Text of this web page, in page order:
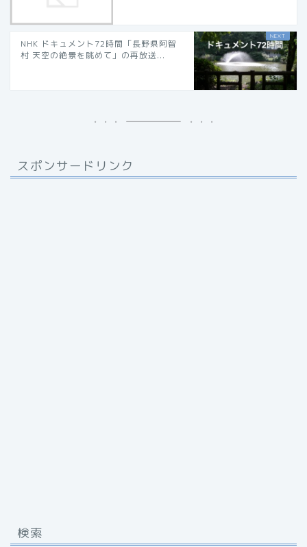
NHK ドキュメント72時間「長野県阿智
村 天空の絶景を眺めて」の再放送...
スポンサードリンク
検索